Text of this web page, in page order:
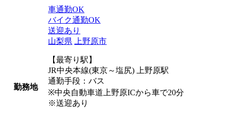
勤務地
車通勤OK
バイク通勤OK
送迎あり
山梨県
上野原市
【最寄り駅】
JR中央本線(東京～塩尻) 上野原駅
通勤手段：バス
※中央自動車道上野原ICから車で20分
※送迎あり